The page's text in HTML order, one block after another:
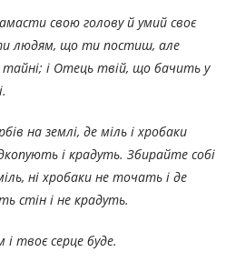
свою голову й умий своє
людям, що ти постиш, але
і Отець твій, що бачить у
на землі, де міль і хробаки
і крадуть. Збирайте собі
ні хробаки не точать і де
стін і не крадуть.
твоє серце буде.